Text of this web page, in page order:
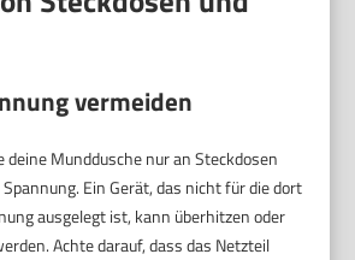
vermeiden
deine Munddusche nur an Steckdosen
Ein Gerät, das nicht für die dort
ausgelegt ist, kann überhitzen oder
Achte darauf, dass das Netzteil